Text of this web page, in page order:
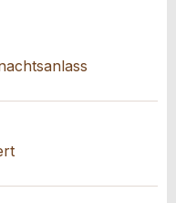
Kopie der E-Mail
für die